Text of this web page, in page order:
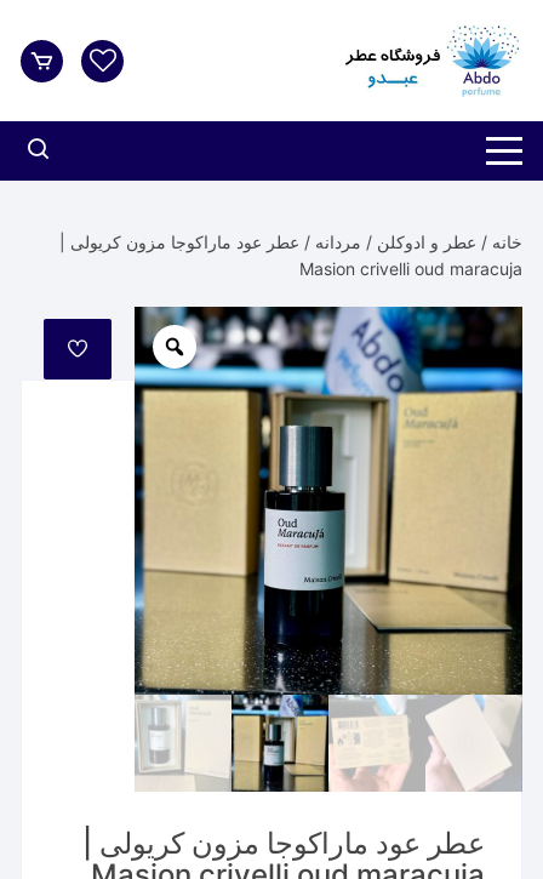
شدن
خانه / عطر و ادوکلن / مردانه / عطر عود ماراکوجا مزون کریولی |
Masion crivelli oud maracuja
مورد
علاقه
عطر عود ماراکوجا مزون کریولی |